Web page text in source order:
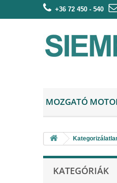
+36 72 450 - 540
MOZGATÓ
KATEGÓRIÁK